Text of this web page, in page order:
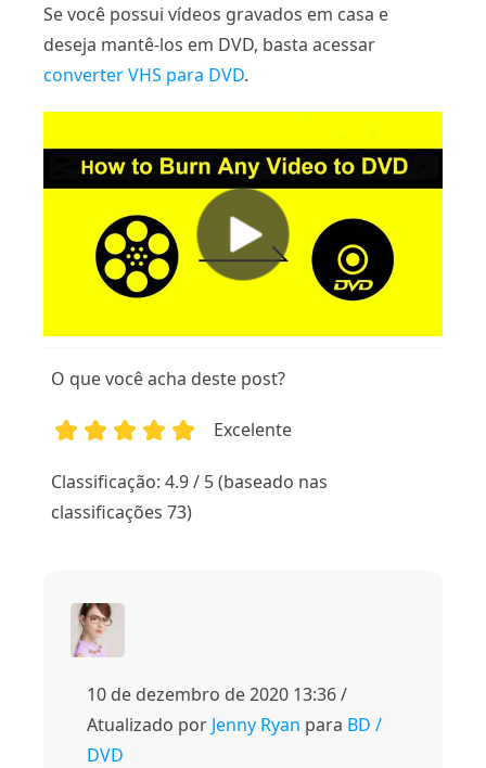
Se você possui vídeos gravados em casa e
deseja mantê-los em DVD, basta acessar
converter VHS para DVD.
O que você acha deste post?
Excelente
Classificação: 4.9 / 5 (baseado nas
classificações 73)
10 de dezembro de 2020 13:36 /
Atualizado por Jenny Ryan para BD /
DVD